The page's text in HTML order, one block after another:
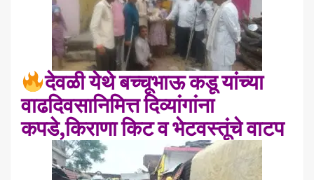
देवळी येथे बच्चूभाऊ कडू यांच्या
वाढदिवसानिमित्त दिव्यांगांना
कपडे,किराणा किट व भेटवस्तूंचे वाटप